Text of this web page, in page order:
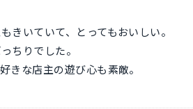
きいていて、とってもおいしい。
ちりでした。
きな店主の遊び心も素敵。